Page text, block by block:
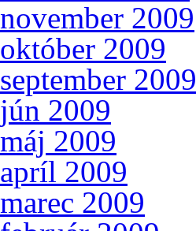
november 2009
október 2009
september 2009
jún 2009
máj 2009
apríl 2009
marec 2009